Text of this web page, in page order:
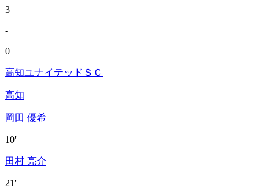
3
-
0
高知ユナイテッドＳＣ
高知
岡田 優希
10'
田村 亮介
21'